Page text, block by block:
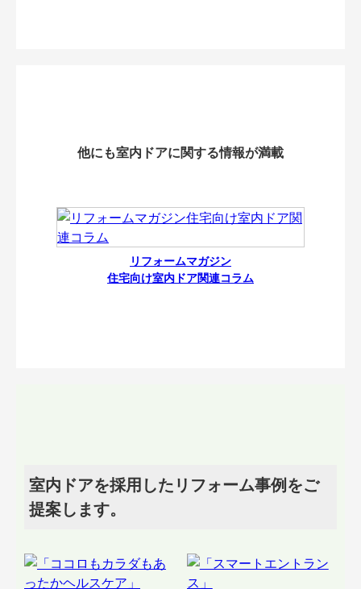
他にも室内ドアに関する情報が満載
リフォームマガジン
住宅向け室内ドア関連コラム
室内ドアを採用したリフォーム事例をご
提案します。